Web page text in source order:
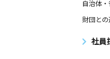
自治体
財団と
社員